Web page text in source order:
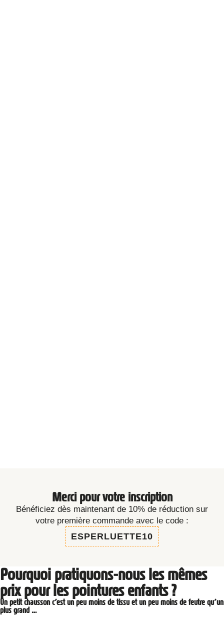
Merci pour votre inscription
Bénéficiez dès maintenant de 10% de réduction sur
votre première commande avec le code :
ESPERLUETTE10
Pourquoi pratiquons-nous les mêmes
prix pour les pointures enfants ?
Un petit chausson c’est un peu moins de tissu et un peu moins de feutre qu’un
plus grand …